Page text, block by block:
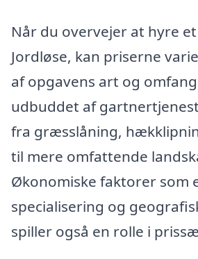
Når du overvejer at hyre
Jordløse, kan priserne
af opgavens art og
udbuddet af
fra græsslåning,
til mere omfattende
Økonomiske faktorer som
specialisering og
spiller også en rolle i